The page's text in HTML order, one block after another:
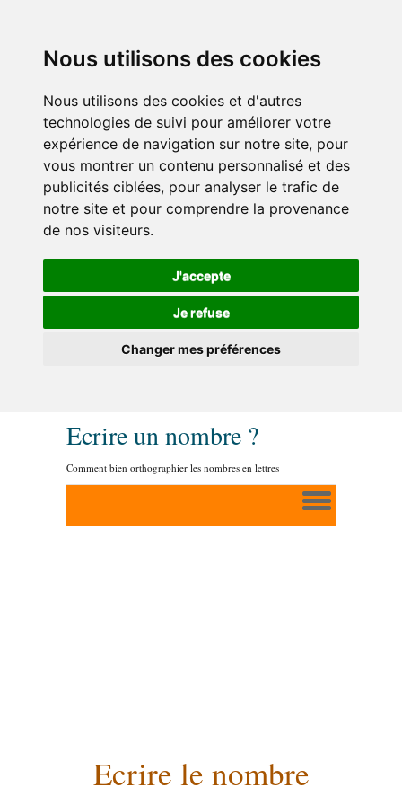
Nous utilisons des cookies
Nous utilisons des cookies et d'autres
technologies de suivi pour améliorer votre
expérience de navigation sur notre site, pour
vous montrer un contenu personnalisé et des
publicités ciblées, pour analyser le trafic de
notre site et pour comprendre la provenance
de nos visiteurs.
J'accepte
Je refuse
Changer mes préférences
Ecrire un nombre ?
Comment bien orthographier les nombres en lettres
Ecrire le nombre